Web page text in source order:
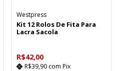
Westpress
Kit 12 Rolos De Fita Para
Lacra Sacola
R$42,00
R$39,90 com Pix